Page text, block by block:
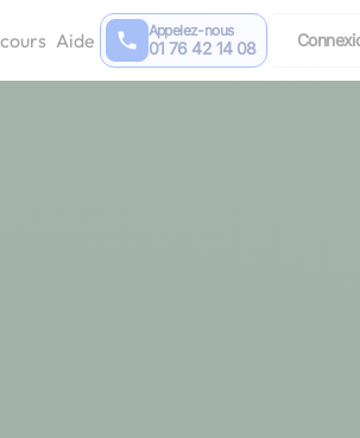
Aide Appelez-nous
01 76 42 14 08